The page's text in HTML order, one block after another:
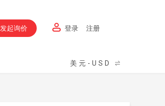
发起询价 登录 注册
美元-USD